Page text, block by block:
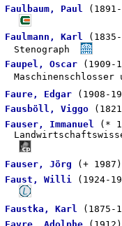
Faulbaum, Paul
Faulmann, Karl
Stenograph
Faupel, Oscar (1909-
Faure, Edgar (1908-
Fausböll, Viggo
Fauser, Immanuel
(*
Fauser, Jörg (+
Faust, Willi
(1924-
Faustka, Karl (1875-